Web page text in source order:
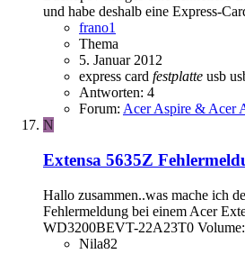
und habe deshalb eine Express-
frano1
Thema
5. Januar 2012
express card festplatte usb
Antworten: 4
Forum: Acer Aspire & Acer
N
Extensa 5635Z
Hallo zusammen..was mache ich
Fehlermeldung bei einem Acer
WD3200BEVT-22A23T0
Nila82